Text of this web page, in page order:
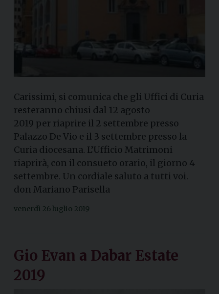
Carissimi, si comunica che gli Uffici di Curia
resteranno chiusi dal 12 agosto
2019 per riaprire il 2 settembre presso
Palazzo De Vio e il 3 settembre presso la
Curia diocesana. L’Ufficio Matrimoni
riaprirà, con il consueto orario, il giorno 4
settembre. Un cordiale saluto a tutti voi.
don Mariano Parisella
venerdì 26 luglio 2019
Gio Evan a Dabar Estate
2019